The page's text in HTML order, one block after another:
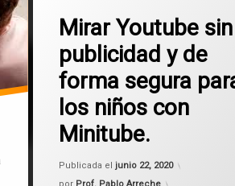
Mirar Youtube sin
publicidad y de
forma segura
los niños con
Minitube.
Publicada eljunio 22, 2020
MacOS
minitube
publicidad
Windows